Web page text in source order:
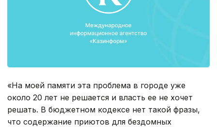
«На моей памяти эта проблема в городе уже
около 20 лет не решается и власть ее не хочет
решать. В бюджетном кодексе нет такой фразы,
что содержание приютов для бездомных